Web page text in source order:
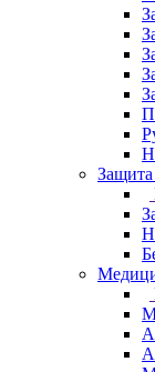
Защита